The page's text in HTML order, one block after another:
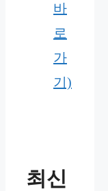
바
로
가
기)
최신